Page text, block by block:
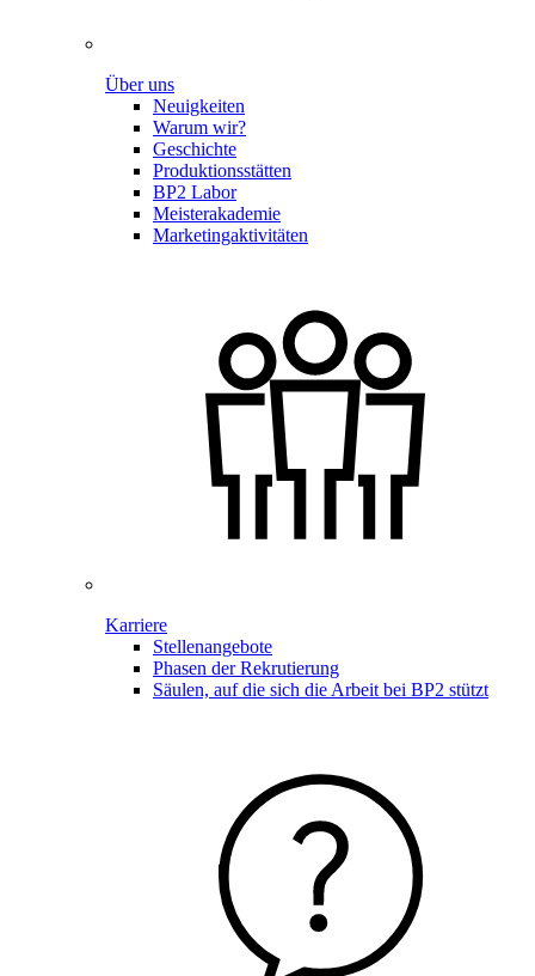
Über uns
Neuigkeiten
Warum wir?
Geschichte
Produktionsstätten
BP2 Labor
Meisterakademie
Marketingaktivitäten
Karriere
Stellenangebote
Phasen der Rekrutierung
Säulen, auf die sich die Arbeit bei BP2 stützt